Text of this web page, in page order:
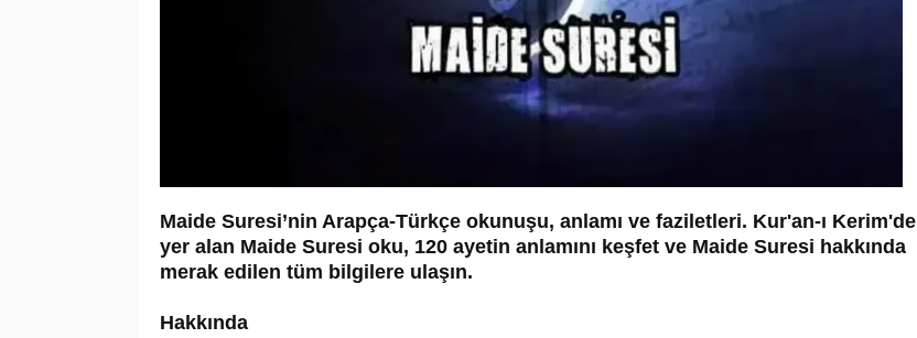
Maide Suresi’nin Arapça-Türkçe okunuşu, anlamı ve faziletleri. Kur'an-ı Kerim'de
yer alan Maide Suresi oku, 120 ayetin anlamını keşfet ve Maide Suresi hakkında
merak edilen tüm bilgilere ulaşın.
Hakkında